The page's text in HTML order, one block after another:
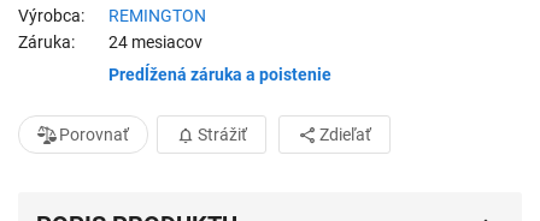
Výrobca
REMINGTON
Záruka
24 mesiacov
Predĺžená záruka a poistenie
Porovnať Strážiť Zdieľať